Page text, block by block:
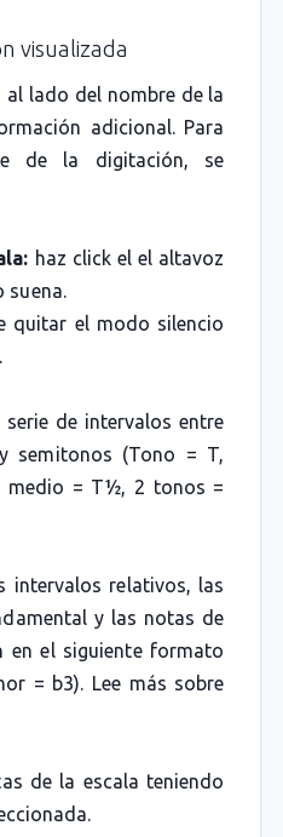
visualizada
al lado del nombre de la
adicional. Para
de la digitación, se
haz click el el altavoz
suena.
quitar el modo silencio
de intervalos entre
semitonos (Tono = T,
medio = T½, 2 tonos =
intervalos relativos, las
y las notas de
en el siguiente formato
= b3). Lee más sobre
de la escala teniendo